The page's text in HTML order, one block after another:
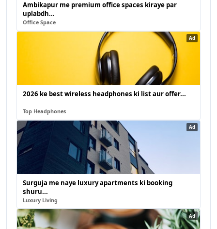
Ambikapur me premium office spaces kiraye par
uplabdh...
Office Space
Ad
2026 ke best wireless headphones ki list aur offer...
Top Headphones
Ad
Surguja me naye luxury apartments ki booking
shuru...
Luxury Living
Ad